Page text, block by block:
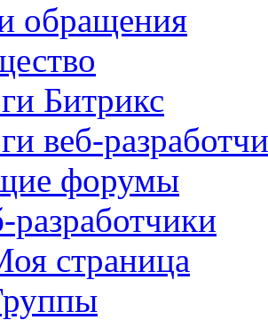
обращения
Битрикс
веб-
форумы
разработчики
страница